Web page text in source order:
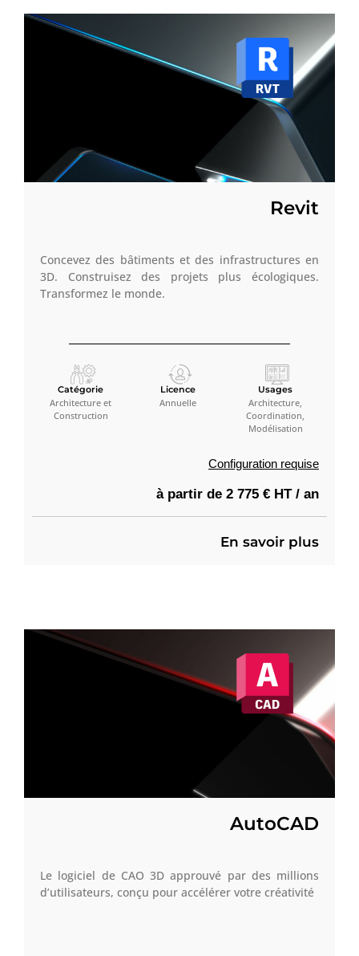
Revit
Concevez des bâtiments et des infrastructures en
3D. Construisez des projets plus écologiques.
Transformez le monde.
Catégorie
Architecture et
Construction
Licence
Annuelle
Usages
Architecture,
Coordination,
Modélisation
Configuration requise
à partir de 2 775 € HT / an
En savoir plus
AutoCAD
Le logiciel de CAO 3D approuvé par des millions
d’utilisateurs, conçu pour accélérer votre créativité